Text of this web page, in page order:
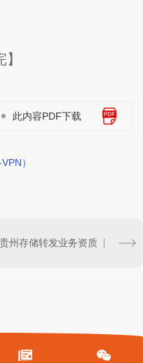
此内容PDF下载
）
贵州存储转发业务资质